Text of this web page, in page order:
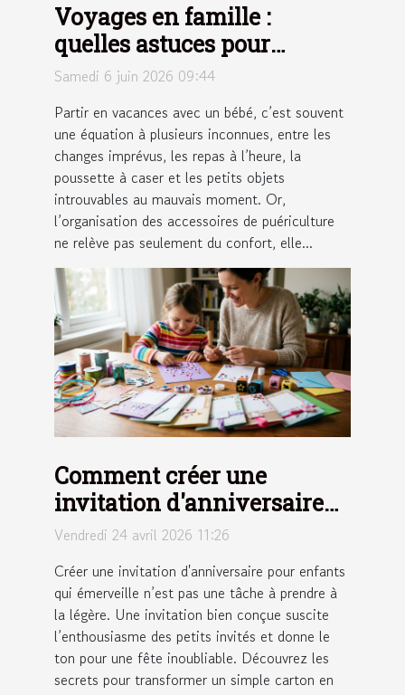
Voyages en famille :
quelles astuces pour
optimiser l’organisation
puériculture ?
Samedi 6 juin 2026 09:44
Partir en vacances avec un bébé, c’est souvent
une équation à plusieurs inconnues, entre les
changes imprévus, les repas à l’heure, la
poussette à caser et les petits objets
introuvables au mauvais moment. Or,
l’organisation des accessoires de puériculture
ne relève pas seulement du confort, elle...
Comment créer une
invitation d'anniversaire
pour enfants qui
Vendredi 24 avril 2026 11:26
Créer une invitation d'anniversaire pour enfants
qui émerveille n’est pas une tâche à prendre à
la légère. Une invitation bien conçue suscite
l’enthousiasme des petits invités et donne le
ton pour une fête inoubliable. Découvrez les
secrets pour transformer un simple carton en